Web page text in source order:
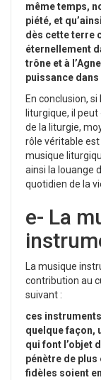
même temps,
piété, et
dès cette terre
éternellement
trône et à
puissance
En conclusion,
liturgique, il
de la liturgie,
rôle véritable
musique
ainsi la louange
quotidien de la
e- La
La musique
contribution au
suivant :
ces
quelque façon,
qui font l’objet
pénètre de plus
fidèles soient